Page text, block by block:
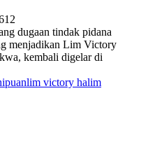
dugaan tindak pidana
menjadikan Lim Victory
kembali digelar di
lim victory halim